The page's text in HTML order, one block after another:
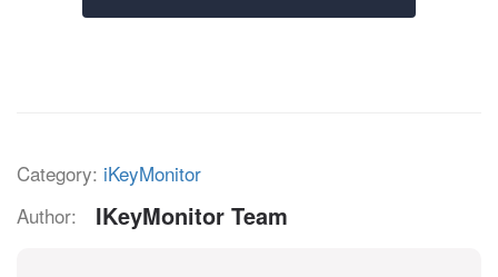
Category: iKeyMonitor
Author:
IKeyMonitor Team